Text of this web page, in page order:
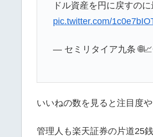
ドル資産を円に戻すの
pic.twitter.com/
— セミリタイア九条
いいねの数を見ると注目度
管理人も楽天証券の片道25